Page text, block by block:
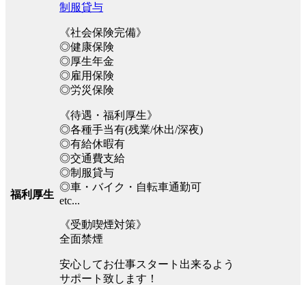
福利厚生
制服貸与
《社会保険完備》
◎健康保険
◎厚生年金
◎雇用保険
◎労災保険
《待遇・福利厚生》
◎各種手当有(残業/休出/深夜)
◎有給休暇有
◎交通費支給
◎制服貸与
◎車・バイク・自転車通勤可
etc...
《受動喫煙対策》
全面禁煙
安心してお仕事スタート出来るよう
サポート致します！